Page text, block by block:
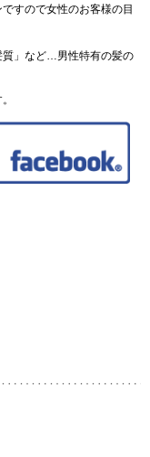
すので女性のお客様の目
質」など…男性特有の髪の